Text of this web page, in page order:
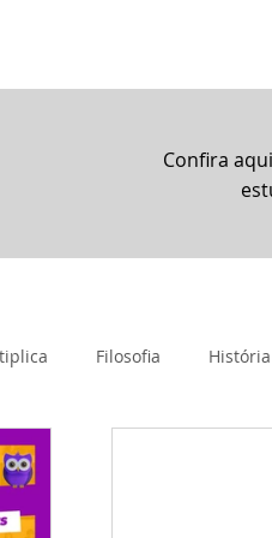
Confira
Filosofia História
Atividades de Acolhimento